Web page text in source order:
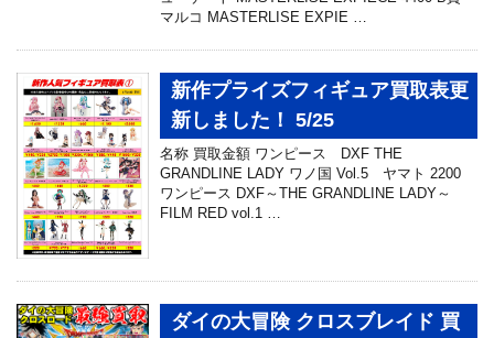
マルコ MASTERLISE EXPIE …
新作プライズフィギュア買取表更
新しました！ 5/25
名称 買取金額 ワンピース DXF THE
GRANDLINE LADY ワノ国 Vol.5 ヤマト 2200
ワンピース DXF～THE GRANDLINE LADY～
FILM RED vol.1 …
ダイの大冒険 クロスブレイド 買